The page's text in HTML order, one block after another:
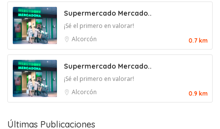
Supermercado Mercado..
¡Sé el primero en valorar!
Alcorcón
0.7 km
Supermercado Mercado..
¡Sé el primero en valorar!
Alcorcón
0.9 km
Últimas Publicaciones